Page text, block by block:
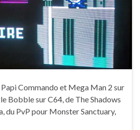
Commando et Mega Man 2 sur
Bobble sur C64, de The Shadows
du PvP pour Monster Sanctuary,